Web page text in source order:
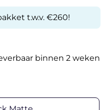
t.w.v. €260!
binnen 2 weken